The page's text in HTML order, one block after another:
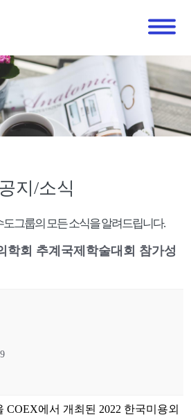
공지/소식
그룹의 모든 소식을 알려드립니다.
학회 추계국제학술대회 참가성
COEX에서 개최된 2022 한국미용외